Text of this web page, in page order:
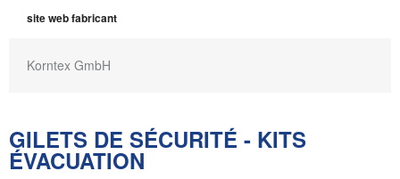
site web fabricant
Korntex GmbH
GILETS DE SÉCURITÉ - KITS
ÉVACUATION